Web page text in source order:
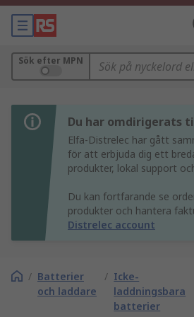
Sök efter MPN
Du har omdirigerats
Elfa-Distrelec har gått
för att erbjuda dig ett
produkter, lokal support
Du kan fortfarande se
produkter och hantera
Distrelec account
/ Batterier
och laddare
/ Icke-
laddningsbara
batterier